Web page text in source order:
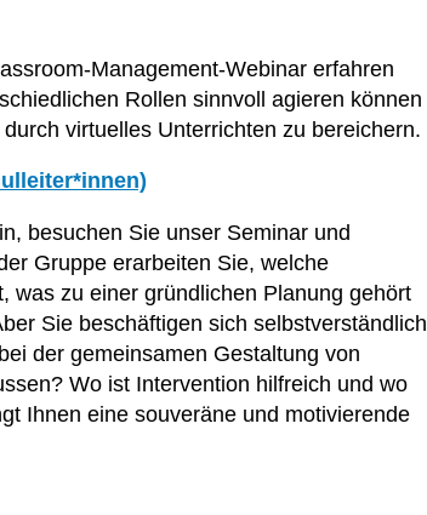
Management-Webinar erfahren
Rollen sinnvoll agieren können
virtuelles Unterrichten zu bereichern.
besuchen Sie unser Seminar und
Gruppe erarbeiten Sie, welche
was zu einer gründlichen Planung gehört
Sie beschäftigen sich selbstverständlich
der gemeinsamen Gestaltung von
Wo ist Intervention hilfreich und wo
Ihnen eine souveräne und motivierende